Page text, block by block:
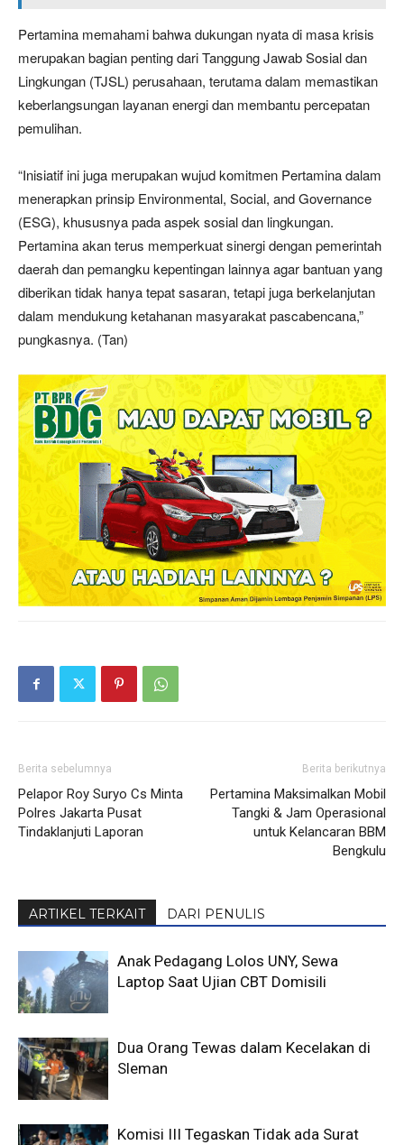
Pertamina memahami bahwa dukungan nyata di masa krisis
merupakan bagian penting dari Tanggung Jawab Sosial dan
Lingkungan (TJSL) perusahaan, terutama dalam memastikan
keberlangsungan layanan energi dan membantu percepatan
pemulihan.
“Inisiatif ini juga merupakan wujud komitmen Pertamina dalam
menerapkan prinsip Environmental, Social, and Governance
(ESG), khususnya pada aspek sosial dan lingkungan.
Pertamina akan terus memperkuat sinergi dengan pemerintah
daerah dan pemangku kepentingan lainnya agar bantuan yang
diberikan tidak hanya tepat sasaran, tetapi juga berkelanjutan
dalam mendukung ketahanan masyarakat pascabencana,”
pungkasnya. (Tan)
Berita sebelumnya
Pelapor Roy Suryo Cs Minta
Polres Jakarta Pusat
Tindaklanjuti Laporan
Berita berikutnya
Pertamina Maksimalkan Mobil
Tangki & Jam Operasional
untuk Kelancaran BBM
Bengkulu
ARTIKEL TERKAIT DARI PENULIS
Anak Pedagang Lolos UNY, Sewa
Laptop Saat Ujian CBT Domisili
Dua Orang Tewas dalam Kecelakan di
Sleman
Komisi III Tegaskan Tidak ada Surat